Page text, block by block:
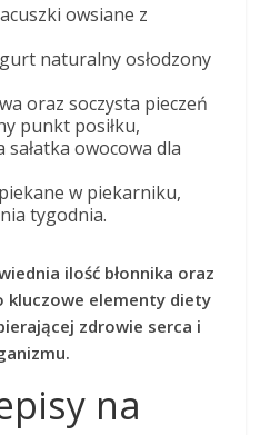
owsiane z
naturalny osłodzony
oraz soczysta pieczeń
punkt posiłku,
sałatka owocowa dla
w piekarniku,
tygodnia.
ilość błonnika oraz
kluczowe elementy diety
zdrowie serca i
na